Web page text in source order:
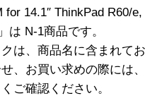
for 14.1″ ThinkPad R60/
は N-1商品です。
は、商品名に含まれて
、お買い求めの際には
ご確認ください。